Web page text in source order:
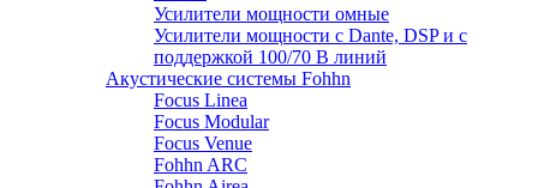
Усилители мощности омные
Усилители мощности с Dante, DSP и с
поддержкой 100/70 В линий
Акустические системы Fohhn
Focus Linea
Focus Modular
Focus Venue
Fohhn ARC